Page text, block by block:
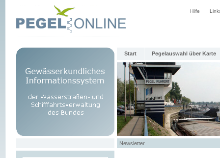
Hilfe
Start Pegelauswahl über Karte
Newsletter